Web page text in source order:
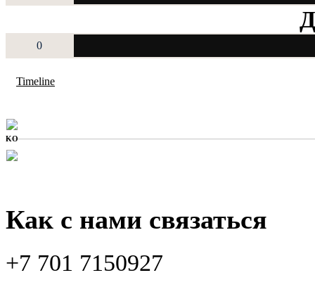
0
Timeline
KO
Как с нами связаться
+7 701 7150927